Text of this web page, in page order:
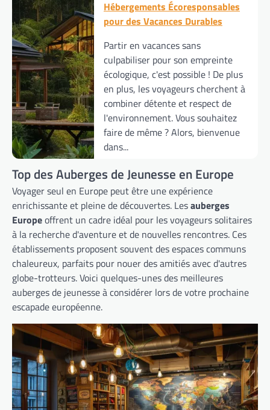
Hébergements Écoresponsables
pour des Vacances Durables
Partir en vacances sans
culpabiliser pour son empreinte
écologique, c'est possible ! De plus
en plus, les voyageurs cherchent à
combiner détente et respect de
l'environnement. Vous souhaitez
faire de même ? Alors, bienvenue
dans...
Top des Auberges de Jeunesse en Europe
Voyager seul en Europe peut être une expérience
enrichissante et pleine de découvertes. Lesauberges
Europeoffrent un cadre idéal pour les voyageurs solitaires
à la recherche d'aventure et de nouvelles rencontres. Ces
établissements proposent souvent des espaces communs
chaleureux, parfaits pour nouer des amitiés avec d'autres
globe-trotteurs. Voici quelques-unes des meilleures
auberges de jeunesse à considérer lors de votre prochaine
escapade européenne.